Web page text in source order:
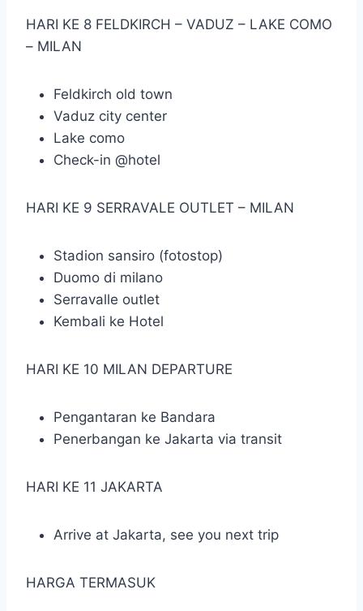
HARI KE 8 FELDKIRCH – VADUZ – LAKE COMO
– MILAN
Feldkirch old town
Vaduz city center
Lake como
Check-in @hotel
HARI KE 9 SERRAVALE OUTLET – MILAN
Stadion sansiro (fotostop)
Duomo di milano
Serravalle outlet
Kembali ke Hotel
HARI KE 10 MILAN DEPARTURE
Pengantaran ke Bandara
Penerbangan ke Jakarta via transit
HARI KE 11 JAKARTA
Arrive at Jakarta, see you next trip
HARGA TERMASUK